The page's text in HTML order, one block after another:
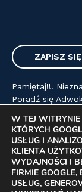
Pamiętaj!!!
Poradź się
Copyright©
Petrzak.
W TEJ
KTÓRYCH
USŁUG I
KLIENTA
WYDAJNOŚCI I
FIRMIE
USŁUG,